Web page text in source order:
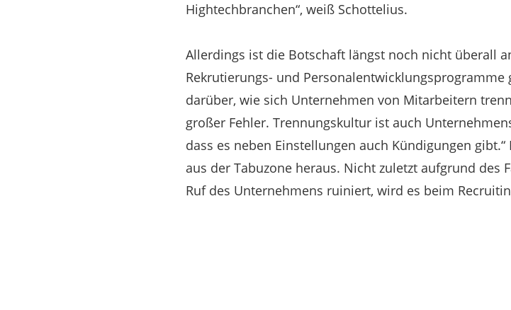
Hightechbranchen“, weiß Schottelius.
Allerdings ist die Botschaft längst noch nicht überall
Rekrutierungs- und
darüber, wie sich Unternehmen von Mitarbeitern
großer Fehler. Trennungskultur ist auch
dass es neben Einstellungen auch Kündigungen
aus der Tabuzone heraus. Nicht zuletzt aufgrund des
Ruf des Unternehmens ruiniert, wird es beim